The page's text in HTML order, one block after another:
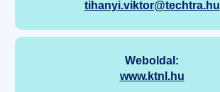
tihanyi.viktor@techtra.hu
Weboldal:
www.ktnl.hu